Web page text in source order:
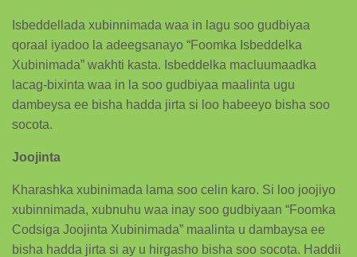
Isbeddellada xubinnimada waa in lagu soo gudbiyaa
qoraal iyadoo la adeegsanayo “Foomka Isbeddelka
Xubinimada” wakhti kasta. Isbeddelka macluumaadka
lacag-bixinta waa in la soo gudbiyaa maalinta ugu
dambeysa ee bisha hadda jirta si loo habeeyo bisha soo
socota.
Joojinta
Kharashka xubinimada lama soo celin karo. Si loo joojiyo
xubinnimada, xubnuhu waa inay soo gudbiyaan “Foomka
Codsiga Joojinta Xubinimada” maalinta u dambaysa ee
bisha hadda jirta si ay u hirgasho bisha soo socota. Haddii